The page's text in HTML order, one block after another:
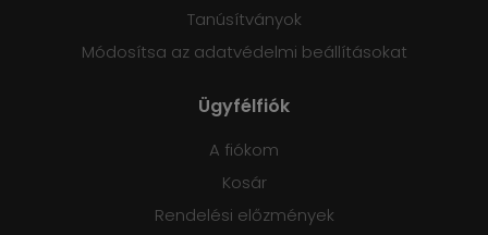
Tanúsítványok
Módosítsa az adatvédelmi beállításokat
Ügyfélfiók
A fiókom
Kosár
Rendelési előzmények